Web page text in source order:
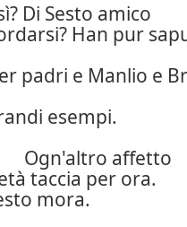
Di Sesto amico
Han pur
padri e Manlio e
esempi.
Ogn'altro affetto
taccia per ora.
mora.